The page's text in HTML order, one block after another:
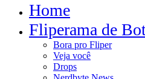
Home
Fliperama de
Bora pro Fliper
Veja você
Drops